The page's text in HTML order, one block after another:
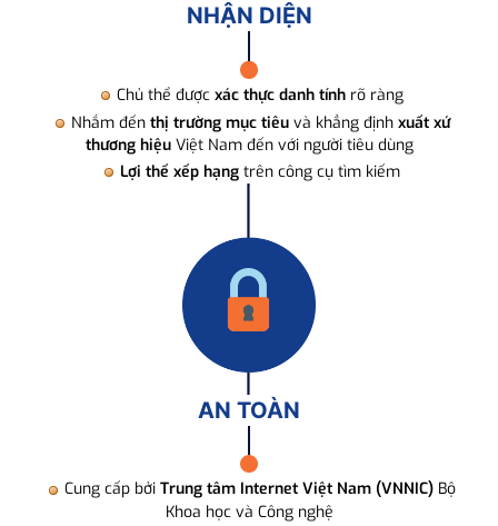
NHẬN DIỆN
Chủ thể được xác thực danh tính rõ ràng
Nhắm đến thị trường mục tiêuvà khẳng định xuất xứ
thương hiệuViệt Nam đến với người tiêu dùng
Lợi thế xếp hạng trên công cụ tìm kiếm
AN TOÀN
Cung cấp bởi Trung tâm Internet Việt Nam (VNNIC) Bộ
Khoa học và Công nghệ